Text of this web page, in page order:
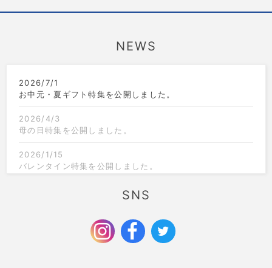
NEWS
2026/7/1
お中元・夏ギフト特集を公開しました。
2026/4/3
母の日特集を公開しました。
2026/1/15
バレンタイン特集を公開しました。
クリスマス限定のラッピングを追加しました。
お歳暮特集を公開しました。
SNS